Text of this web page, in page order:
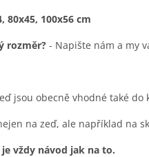
80x45, 100x56 cm
rozměr? - Napište nám a my
jsou obecně vhodné také
na zeď, ale například na
vždy návod jak na to.